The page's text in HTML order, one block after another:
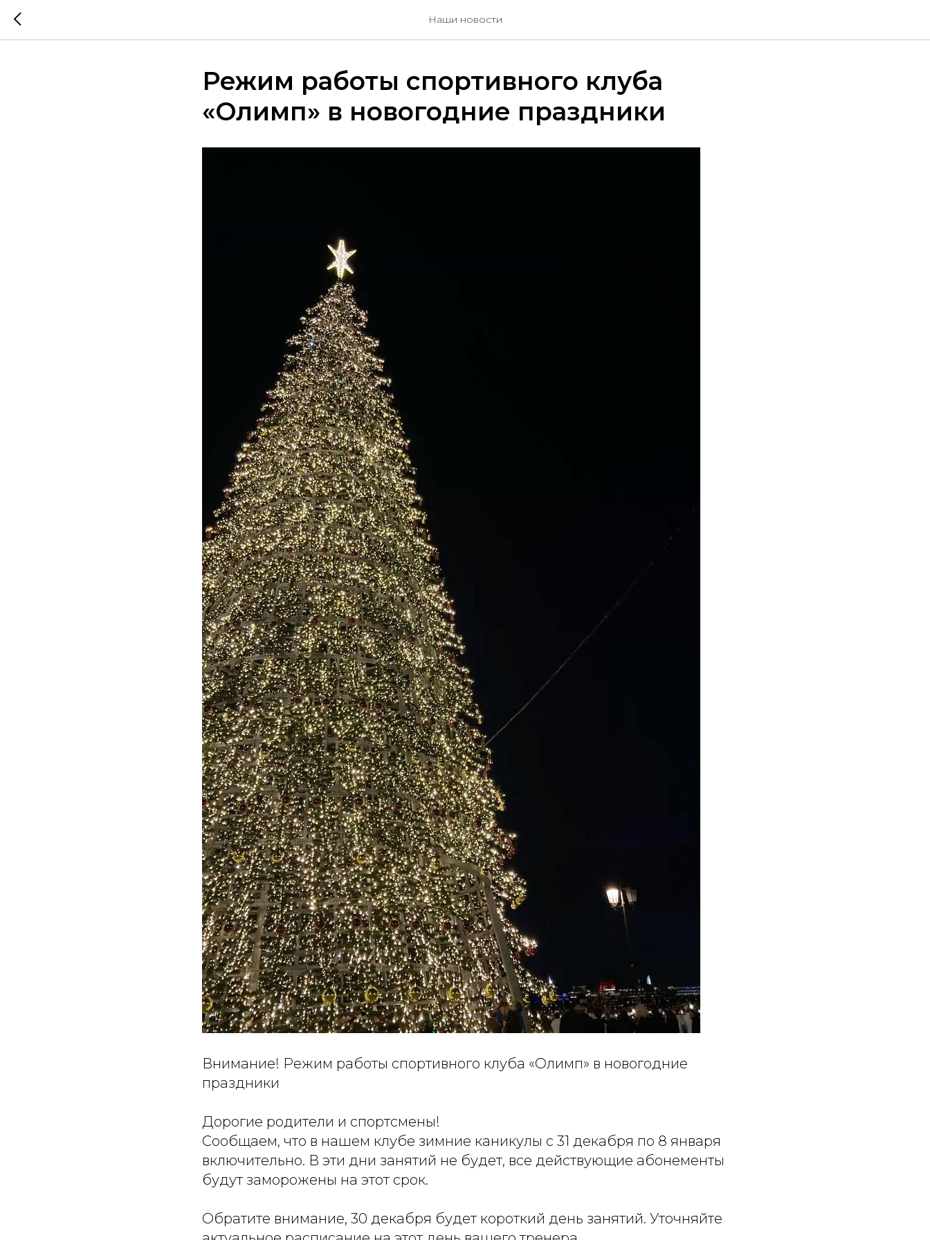
Наши новости
Режим работы спортивного клуба
«Олимп» в новогодние праздники
Внимание! Режим работы спортивного клуба «Олимп» в новогодние
праздники
Дорогие родители и спортсмены!
Сообщаем, что в нашем клубе зимние каникулы с 31 декабря по 8 января
включительно. В эти дни занятий не будет, все действующие абонементы
будут заморожены на этот срок.
Обратите внимание, 30 декабря будет короткий день занятий. Уточняйте